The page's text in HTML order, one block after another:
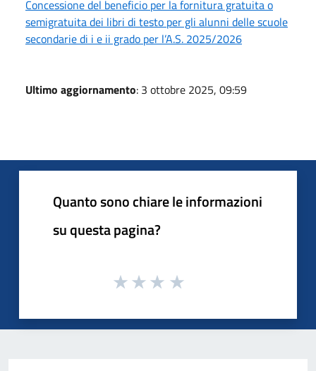
Concessione del beneficio per la fornitura gratuita o
semigratuita dei libri di testo per gli alunni delle scuole
secondarie di i e ii grado per l’A.S. 2025/2026
Ultimo aggiornamento: 3 ottobre 2025, 09:59
Quanto sono chiare le informazioni
su questa pagina?